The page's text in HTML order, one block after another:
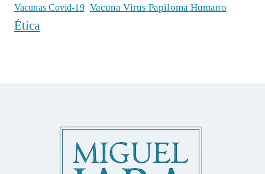
Vacunas Covid-19 Vacuna Virus Papiloma Humano
Ética